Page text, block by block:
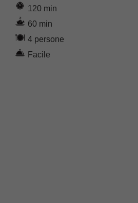
120 min
60 min
4 persone
Facile